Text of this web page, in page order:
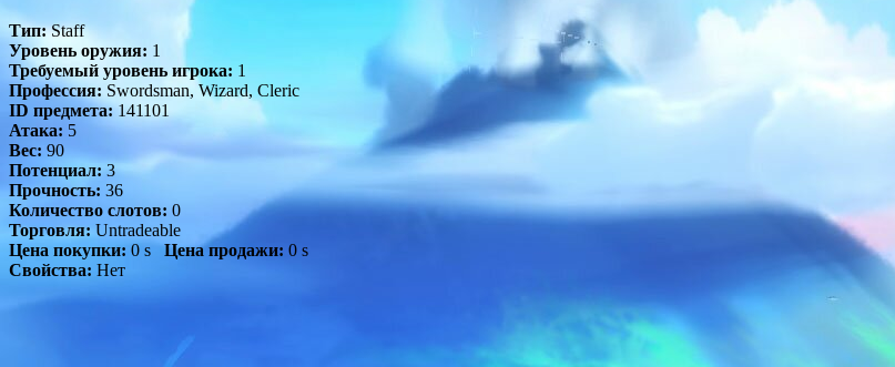
Тип:Staff
Уровень оружия: 1
Требуемый уровень игрока: 1
Профессия: Swordsman, Wizard, Cleric
ID предмета: 141101
Атака: 5
Вес: 90
Потенциал: 3
Прочность: 36
Количество слотов: 0
Торговля: Untradeable
Цена покупки: 0 sЦена продажи: 0 s
Свойства: Нет